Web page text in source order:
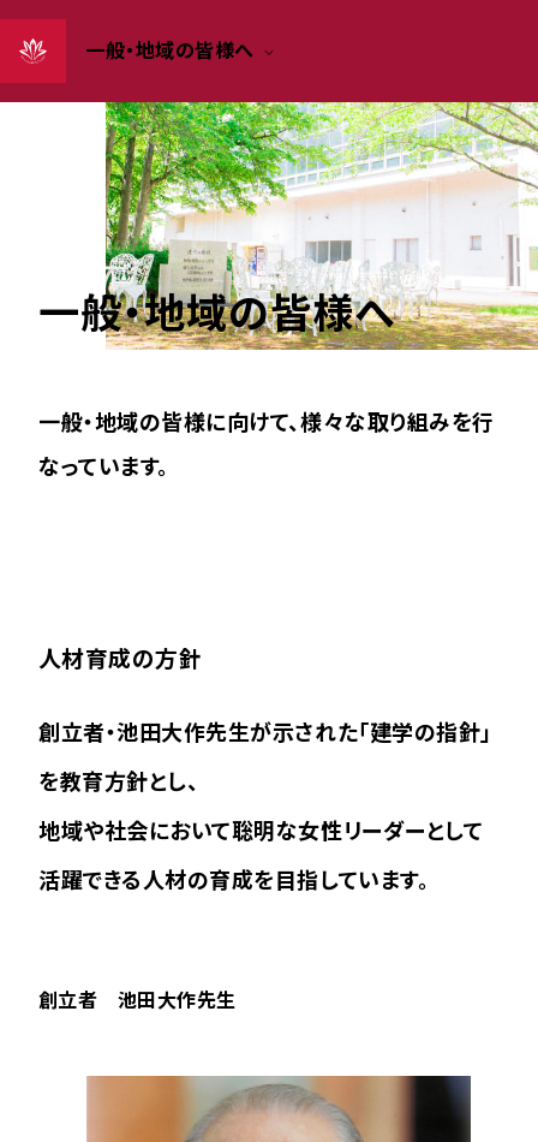
一般・地域の皆様へ
一般・地域の皆様へ
一般・地域の皆様に向けて、様々な取り組みを行
なっています。
人材育成の方針
創立者・池田大作先生が示された「建学の指針」
を教育方針とし、
地域や社会において聡明な女性リーダーとして
活躍できる人材の育成を目指しています。
創立者 池田大作先生